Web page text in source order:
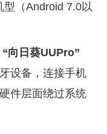
型（Android 7.0以
“向日葵UUPro”
设备，连接手机
件层面绕过系统